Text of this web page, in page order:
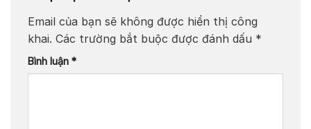
Email của bạn sẽ không được hiển thị công
khai. Các trường bắt buộc được đánh dấu *
Bình luận *